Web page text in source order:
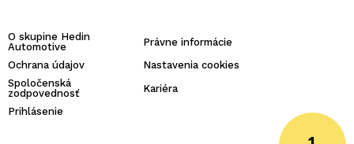
O skupine Hedin
Automotive
Právne informácie
Ochrana údajov
Nastavenia cookies
Spoločenská
zodpovednosť
Kariéra
Prihlásenie